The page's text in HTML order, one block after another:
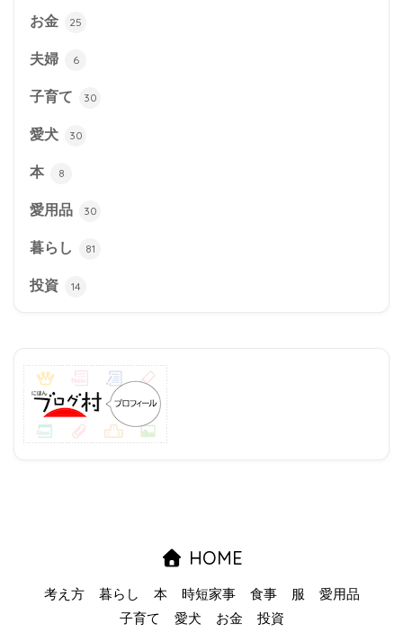
お金 25
夫婦 6
子育て 30
愛犬 30
本 8
愛用品 30
暮らし 81
投資 14
HOME
考え方 暮らし 本 時短家事 食事 服
愛用品
子育て
愛犬 お金 投資